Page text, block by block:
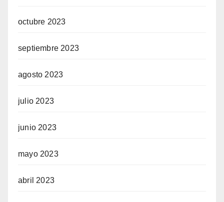
octubre 2023
septiembre 2023
agosto 2023
julio 2023
junio 2023
mayo 2023
abril 2023